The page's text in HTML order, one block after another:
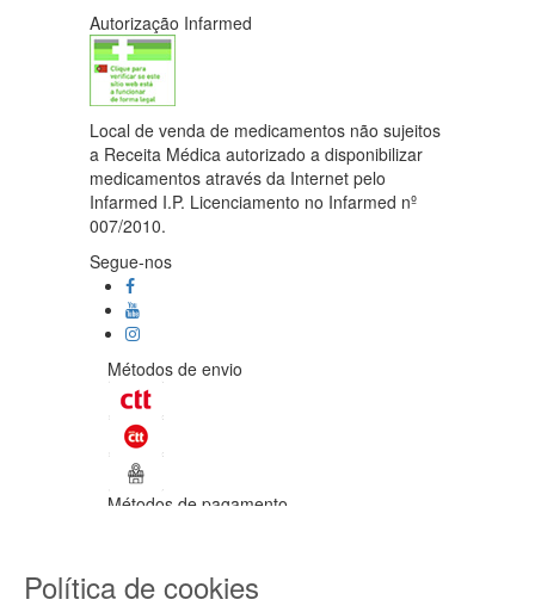
Autorização Infarmed
Local de venda de medicamentos não sujeitos
a Receita Médica autorizado a disponibilizar
medicamentos através da Internet pelo
Infarmed I.P. Licenciamento no Infarmed nº
007/2010.
Segue-nos
Métodos de envio
Métodos de pagamento
Todos os direitos reservados / Salvo
Política de cookies